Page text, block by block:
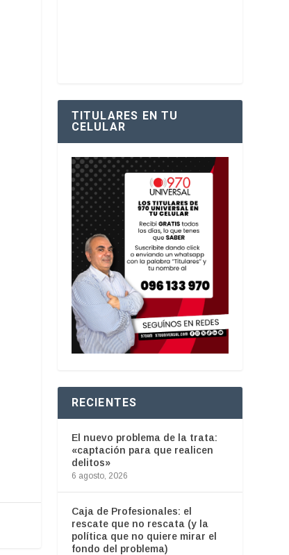
TITULARES EN TU
CELULAR
RECIENTES
El nuevo problema de la trata:
«captación para que realicen
delitos»
6 agosto, 2026
Caja de Profesionales: el
rescate que no rescata (y la
política que no quiere mirar el
fondo del problema)